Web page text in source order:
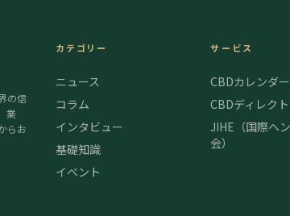
の信
業
らお
カテゴリー
ニュース
コラム
インタビュー
基礎知識
イベント
サービス
CBDカレンダー
CBDディレクト
JIHE（国際ヘ
会）